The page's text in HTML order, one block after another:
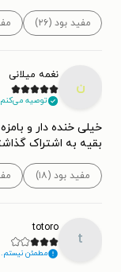
مفید بود (۲۶)
ن
نغمه میلانی
توصیه
خیلی خنده دار و
بقیه به اشتراک
مفید بود (۱۸)
t
totoro
مطمئن نیستم.